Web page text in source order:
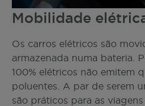
Mobilidade
Os carros elétricos são
armazenada numa bateria.
100% elétricos não emitem
poluentes. A par de serem
são práticos para as